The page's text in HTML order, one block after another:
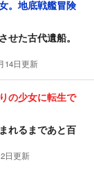
。地底戦艦冒険
せた古代遺船。
14日更新
の少女に転生で
れるまであと百
日更新